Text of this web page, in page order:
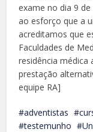
exame no dia 9
ao esforço que a
acreditamos que
Faculdades de
residência médica
prestação
equipe RA]
adventistas
testemunho